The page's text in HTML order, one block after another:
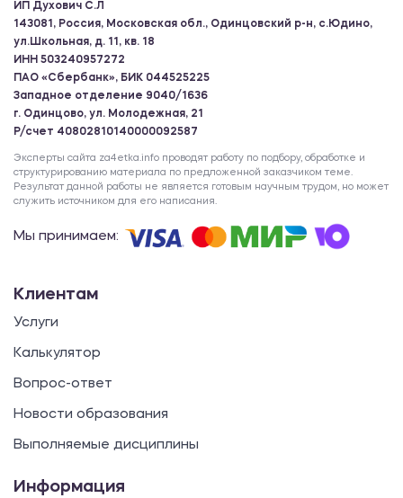
ИП Духович С.Л
143081, Россия, Московская обл., Одинцовский р-н, с.Юдино,
ул.Школьная, д. 11, кв. 18
ИНН 503240957272
ПАО «Сбербанк», БИК 044525225
Западное отделение 9040/1636
г. Одинцово, ул. Молодежная, 21
Р/счет 40802810140000092587
Эксперты сайта za4etka.info проводят работу по подбору, обработке и
структурированию материала по предложенной заказчиком теме.
Результат данной работы не является готовым научным трудом, но может
служить источником для его написания.
Мы принимаем:
Клиентам
Услуги
Калькулятор
Вопрос-ответ
Новости образования
Выполняемые дисциплины
Информация